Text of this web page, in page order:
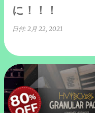
に！！！
日付: 2月 22, 2021